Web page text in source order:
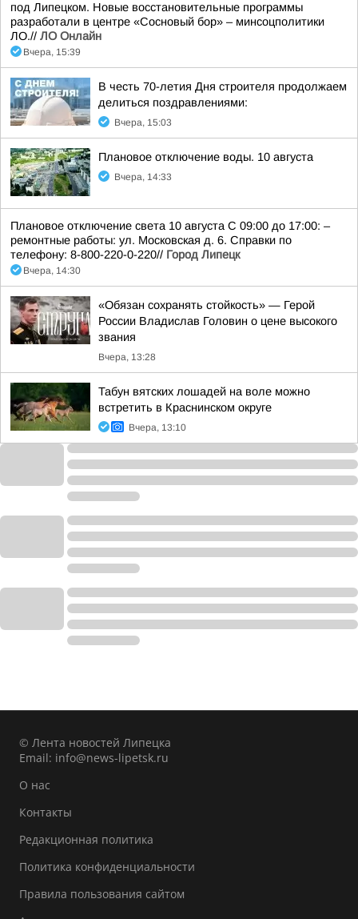
под Липецком. Новые восстановительные программы
разработали в центре «Сосновый бор» – минсоцполитики
ЛО.// ЛО Онлайн
Вчера, 15:39
В честь 70-летия Дня строителя продолжаем
делиться поздравлениями:
Вчера, 15:03
Плановое отключение воды. 10 августа
Вчера, 14:33
Плановое отключение света 10 августа С 09:00 до 17:00: –
ремонтные работы: ул. Московская д. 6. Справки по
телефону: 8-800-220-0-220// Город Липецк
Вчера, 14:30
«Обязан сохранять стойкость» — Герой
России Владислав Головин о цене высокого
звания
Вчера, 13:28
Табун вятских лошадей на воле можно
встретить в Краснинском округе
Вчера, 13:10
© Лента новостей Липецка
Email: info@news-lipetsk.ru
О нас
Контакты
Редакционная политика
Политика конфиденциальности
Правила пользования сайтом